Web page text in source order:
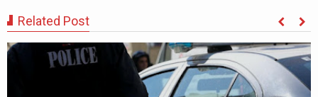
Related Post